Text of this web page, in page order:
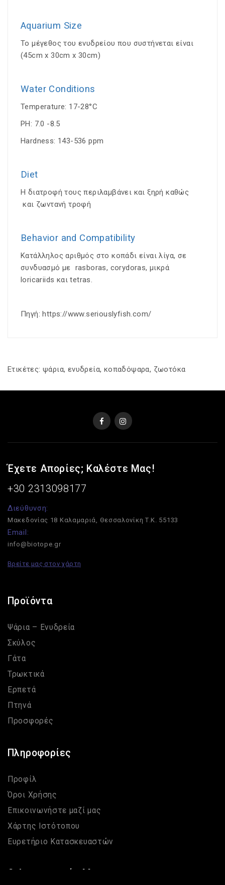
Aquarium Size
Το μέγεθος του ενυδρείου που συστήνεται είναι
(45cm x 30cm x 30cm)
Water Conditions
Temperature: 17-28°C
PH: 7.0 -8.5
Hardness: 143-536ppm
Diet
Η διατροφή τους περιλαμβάνει και ξηρή καθώς
και ζωντανή τροφή
Behavior and Compatibility
Κατάλληλος αριθμός στο κοπάδι είναι λίγα, σε
συνδυασμό με rasboras, corydoras, μικρά
loricariids καιtetras.
Πηγή: https://www.seriouslyfish.com/
Ετικέτες: ψάρια, ενυδρεία, κοπαδόψαρα, ζωοτόκα
Έχετε Απορίες; Καλέστε Μας!
+30 2313098177
Διεύθυνση:
Μακεδονίας 18 Καλαμαριά, Θεσσαλονίκη Τ.Κ. 55133
Email:
info@biotope.gr
Βρείτε μας στον χάρτη
Προϊόντα
Ψάρια – Ενυδρεία
Σκύλος
Γάτα
Τρωκτικά
Ερπετά
Πτηνά
Προσφορές
Πληροφορίες
Προφίλ
Όροι Χρήσης
Επικοινωνήστε μαζί μας
Χάρτης Ιστότοπου
Ευρετήριο Κατασκευαστών
Ο Λογαριασμός Μου